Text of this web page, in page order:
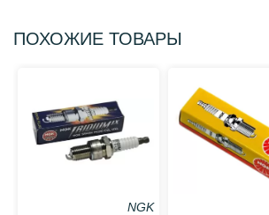
ПОХОЖИЕ ТОВАРЫ
NGK